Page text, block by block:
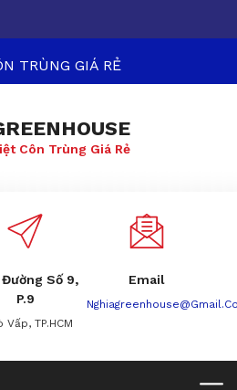
TRÙNG GIÁ RẺ
Côn Trùng Giá Rẻ
Số 9,
P.9
Vấp, TP.HCM
Email